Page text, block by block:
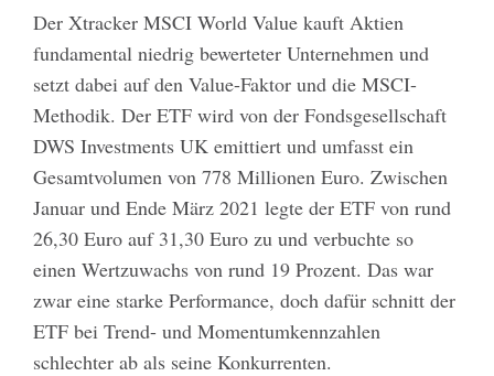
Der Xtracker MSCI World Value kauft Aktien
fundamental niedrig bewerteter Unternehmen und
setzt dabei auf den Value-Faktor und die MSCI-
Methodik. Der ETF wird von der Fondsgesellschaft
DWS Investments UK emittiert und umfasst ein
Gesamtvolumen von 778 Millionen Euro. Zwischen
Januar und Ende März 2021 legte der ETF von rund
26,30 Euro auf 31,30 Euro zu und verbuchte so
einen Wertzuwachs von rund 19 Prozent. Das war
zwar eine starke Performance, doch dafür schnitt der
ETF bei Trend- und Momentumkennzahlen
schlechter ab als seine Konkurrenten.